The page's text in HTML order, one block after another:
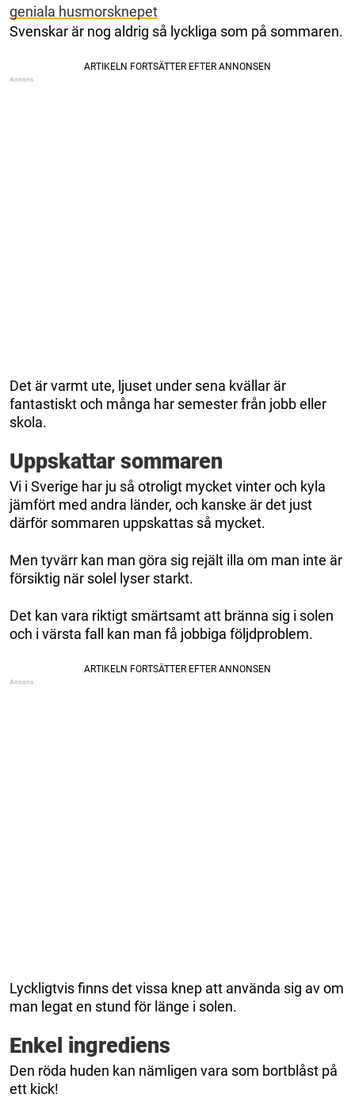
geniala husmorsknepet
Svenskar är nog aldrig så lyckliga som på sommaren.
Det är varmt ute, ljuset under sena kvällar är
fantastiskt och många har semester från jobb eller
skola.
Uppskattar sommaren
Vi i Sverige har ju så otroligt mycket vinter och kyla
jämfört med andra länder, och kanske är det just
därför sommaren uppskattas så mycket.
Men tyvärr kan man göra sig rejält illa om man inte är
försiktig när solel lyser starkt.
Det kan vara riktigt smärtsamt att bränna sig i solen
och i värsta fall kan man få jobbiga följdproblem.
Lyckligtvis finns det vissa knep att använda sig av om
man legat en stund för länge i solen.
Enkel ingrediens
Den röda huden kan nämligen vara som bortblåst på
ett kick!